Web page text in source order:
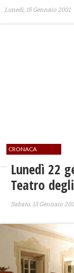
Lunedì, 15 Gennaio 2001
CRONACA
Lunedì 22
Teatro
Sabato, 13 Gennaio